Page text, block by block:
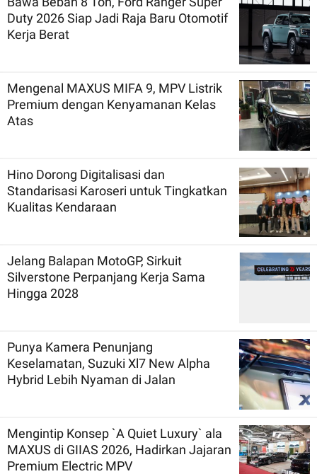
Duty 2026 Siap Jadi Raja Baru Otomotif
Kerja Berat
Mengenal MAXUS MIFA 9, MPV Listrik
Premium dengan Kenyamanan Kelas
Atas
Hino Dorong Digitalisasi dan
Standarisasi Karoseri untuk Tingkatkan
Kualitas Kendaraan
Jelang Balapan MotoGP, Sirkuit
Silverstone Perpanjang Kerja Sama
Hingga 2028
Punya Kamera Penunjang
Keselamatan, Suzuki Xl7 New Alpha
Hybrid Lebih Nyaman di Jalan
Mengintip Konsep `A Quiet Luxury` ala
MAXUS di GIIAS 2026, Hadirkan Jajaran
Premium Electric MPV